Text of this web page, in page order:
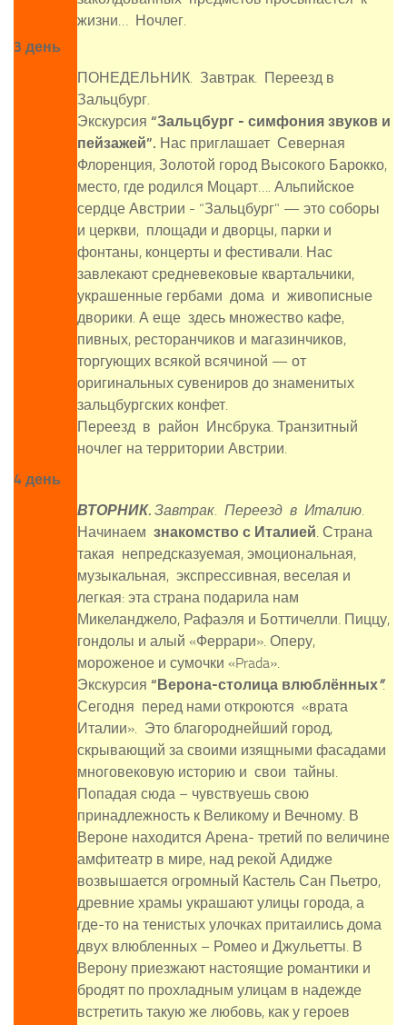
жизни… Ночлег.
3 день
ПОНЕДЕЛЬНИК. Завтрак. Переезд в
Зальцбург.
Экскурсия “Зальцбург - симфония звуков и
пейзажей”. Нас приглашает Северная
Флоренция, Золотой город Высокого Барокко,
место, где родилcя Моцарт…. Альпийское
сердце Австрии - “Зальцбург" — это соборы
и церкви, площади и дворцы, парки и
фонтаны, концерты и фестивали. Нас
завлекают средневековые квартальчики,
украшенные гербами дома и живописные
дворики. А еще здесь множество кафе,
пивных, ресторанчиков и магазинчиков,
торгующих всякой всячиной — от
оригинальных сувениров до знаменитых
зальцбургских конфет.
Переезд в район Инсбрука. Транзитный
ночлег на территории Австрии.
4 день
ВТОРНИК. Завтрак. Переезд в Италию.
Начинаем знакомство с Италией. Страна
такая непредсказуемая, эмоциональная,
музыкальная, экспрессивная, веселая и
легкая: эта страна подарила нам
Микеланджело, Рафаэля и Боттичелли. Пиццу,
гондолы и алый «Феррари». Оперу,
мороженое и сумочки «Prada».
Экскурсия “Верона-столица влюблённых”.
Сегодня перед нами откроются «врата
Италии». Это благороднейший город,
скрывающий за своими изящными фасадами
многовековую историю и свои тайны.
Попадая сюда – чувствуешь свою
принадлежность к Великому и Вечному. В
Вероне находится Арена- третий по величине
амфитеатр в мире, над рекой Адидже
возвышается огромный Кастель Сан Пьетро,
древние храмы украшают улицы города, а
где-то на тенистых улочках притаились дома
двух влюбленных – Ромео и Джульетты. В
Верону приезжают настоящие романтики и
бродят по прохладным улицам в надежде
встретить такую же любовь, как у героев